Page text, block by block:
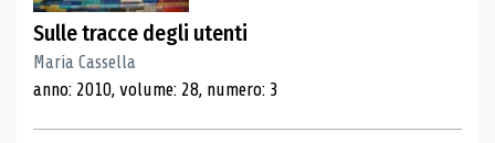
Sulle tracce degli utenti
Maria Cassella
anno: 2010, volume: 28, numero: 3